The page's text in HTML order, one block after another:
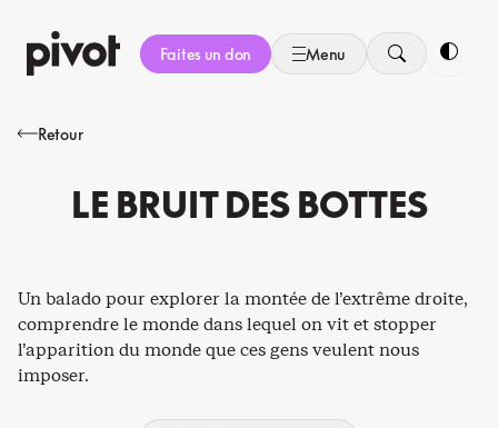
au
contenu
Faites un don Menu
Retour
LE BRUIT DES BOTTES
Un balado pour explorer la montée de l’extrême droite,
comprendre le monde dans lequel on vit et stopper
l’apparition du monde que ces gens veulent nous
imposer.